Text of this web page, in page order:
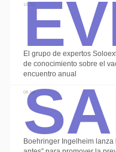
15 Jul
El grupo de expertos
de conocimiento sobre el
encuentro anual
08 Jul
Boehringer Ingelheim lanza